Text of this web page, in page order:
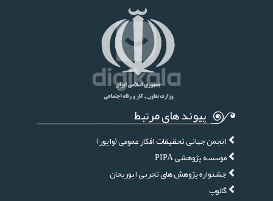
پیوند های مرتبط
انجمن جهانی تحقیقات افکار عمومی (واپور)
موسسه پژوهشی PIPA
جشنواره پژوهش های تجربی ابوریحان
گالوپ